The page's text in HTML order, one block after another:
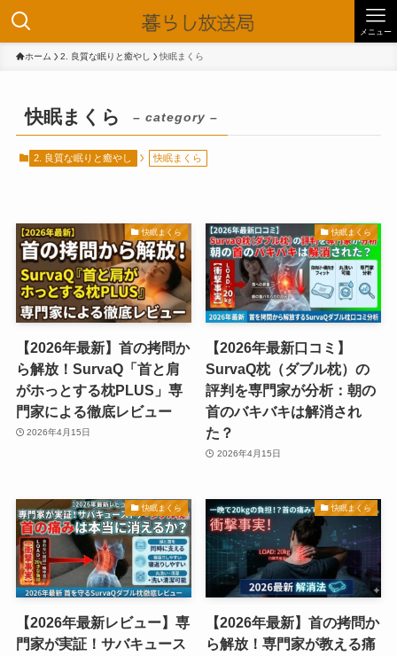
メニュー
ホーム 2. 良質な眠りと癒やし 快眠まくら
快眠まくら – category –
2. 良質な眠りと癒やし 快眠まくら
快眠まくら
【2026年最新】首の拷問か
ら解放！SurvaQ「首と肩
がホっとする枕PLUS」専
門家による徹底レビュー
2026年4月15日
快眠まくら
【2026年最新口コミ】
SurvaQ枕（ダブル枕）の
評判を専門家が分析：朝の
首のバキバキは解消され
た？
2026年4月15日
快眠まくら
【2026年最新レビュー】専
門家が実証！サバキュース
快眠まくら
【2026年最新】首の拷問か
ら解放！専門家が教える痛